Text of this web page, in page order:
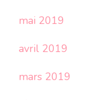
mai 2019
avril 2019
mars 2019